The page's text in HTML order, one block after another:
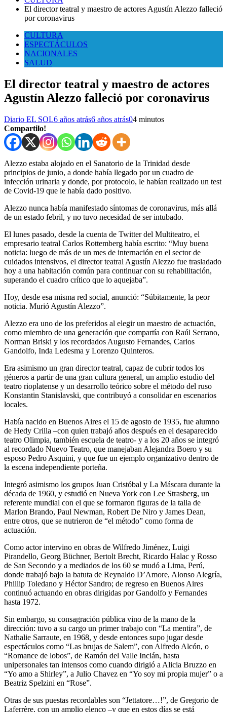
El director teatral y maestro de actores Agustín Alezzo falleció
por coronavirus
CULTURA
ESPECTÁCULOS
NACIONALES
SALUD
El director teatral y maestro de actores
Agustín Alezzo falleció por coronavirus
Diario EL SOL6 años atrás6 años atrás04 minutos
Compartilo!
Alezzo estaba alojado en el Sanatorio de la Trinidad desde
principios de junio, a donde había llegado por un cuadro de
infección urinaria y donde, por protocolo, le habían realizado un test
de Covid-19 que le había dado positivo.
Alezzo nunca había manifestado síntomas de coronavirus, más allá
de un estado febril, y no tuvo necesidad de ser intubado.
El lunes pasado, desde la cuenta de Twitter del Multiteatro, el
empresario teatral Carlos Rottemberg había escrito: “Muy buena
noticia: luego de más de un mes de internación en el sector de
cuidados intensivos, el director teatral Agustín Alezzo fue trasladado
hoy a una habitación común para continuar con su rehabilitación,
superando el cuadro crítico que lo aquejaba”.
Hoy, desde esa misma red social, anunció: “Súbitamente, la peor
noticia. Murió Agustín Alezzo”.
Alezzo era uno de los preferidos al elegir un maestro de actuación,
como miembro de una generación que compartía con Raúl Serrano,
Norman Briski y los recordados Augusto Fernandes, Carlos
Gandolfo, Inda Ledesma y Lorenzo Quinteros.
Era asimismo un gran director teatral, capaz de cubrir todos los
géneros a partir de una gran cultura general, un amplio estudio del
teatro rioplatense y un desarrollo teórico sobre el método del ruso
Konstantin Stanislavski, que contribuyó a consolidar en escenarios
locales.
Había nacido en Buenos Aires el 15 de agosto de 1935, fue alumno
de Hedy Crilla –con quien trabajó años después en el desaparecido
teatro Olimpia, también escuela de teatro- y a los 20 años se integró
al recordado Nuevo Teatro, que manejaban Alejandra Boero y su
esposo Pedro Asquini, y que fue un ejemplo organizativo dentro de
la escena independiente porteña.
Integró asimismo los grupos Juan Cristóbal y La Máscara durante la
década de 1960, y estudió en Nueva York con Lee Strasberg, un
referente mundial con el que se formaron figuras de la talla de
Marlon Brando, Paul Newman, Robert De Niro y James Dean,
entre otros, que se nutrieron de “el método” como forma de
actuación.
Como actor intervino en obras de Wilfredo Jiménez, Luigi
Pirandello, Georg Büchner, Bertolt Brecht, Ricardo Halac y Rosso
de San Secondo y a mediados de los 60 se mudó a Lima, Perú,
donde trabajó bajo la batuta de Reynaldo D’Amore, Alonso Alegría,
Phillip Toledano y Héctor Sandro; de regreso en Buenos Aires
continuó actuando en obras dirigidas por Gandolfo y Fernandes
hasta 1972.
Sin embargo, su consagración pública vino de la mano de la
dirección: tuvo a su cargo un primer trabajo con “La mentira”, de
Nathalie Sarraute, en 1968, y desde entonces supo jugar desde
espectáculos como “Las brujas de Salem”, con Alfredo Alcón, o
“Romance de lobos”, de Ramón del Valle Inclán, hasta
unipersonales tan intensos como cuando dirigió a Alicia Bruzzo en
“Yo amo a Shirley”, a Julio Chavez en “Yo soy mi propia mujer” o a
Beatriz Spelzini en “Rose”.
Otras de sus puestas recordables son “Jettatore…!”, de Gregorio de
Laferrère, con un amplio elenco –y que en estos días se está